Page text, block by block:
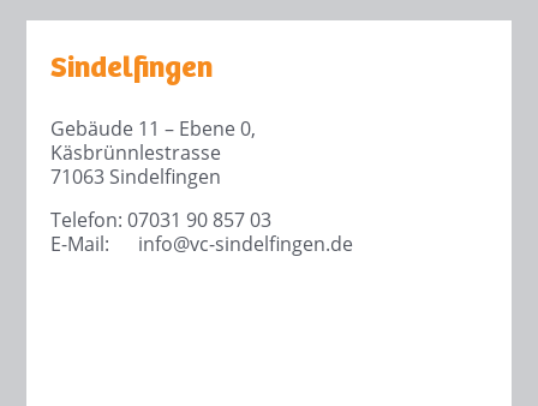
Sindelfingen
Gebäude 11 – Ebene 0,
Käsbrünnlestrasse
71063 Sindelfingen
Telefon: 07031 90 857 03
E-Mail:
info@vc-sindelfingen.de